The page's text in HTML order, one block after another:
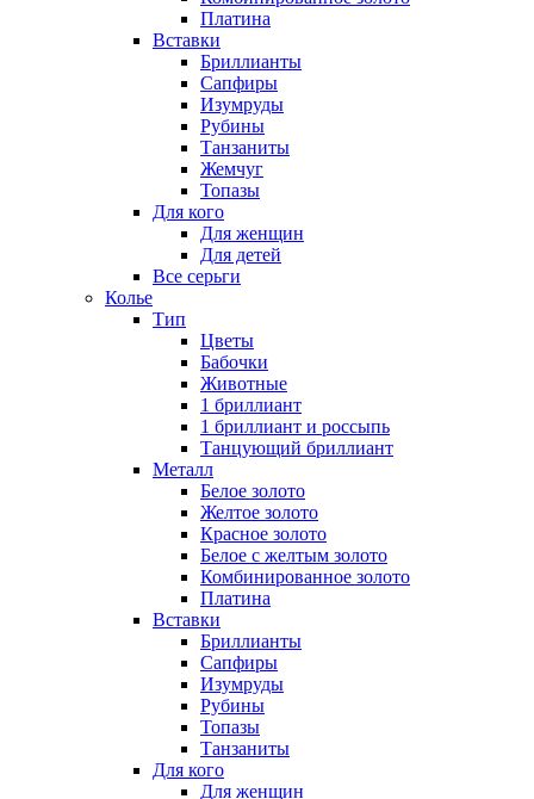
Платина
Вставки
Бриллианты
Сапфиры
Изумруды
Рубины
Танзаниты
Жемчуг
Топазы
Для кого
Для женщин
Для детей
Все серьги
Колье
Тип
Цветы
Бабочки
Животные
1 бриллиант
1 бриллиант и россыпь
Танцующий бриллиант
Металл
Белое золото
Желтое золото
Красное золото
Белое с желтым золото
Комбинированное золото
Платина
Вставки
Бриллианты
Сапфиры
Изумруды
Рубины
Топазы
Танзаниты
Для кого
Для женщин